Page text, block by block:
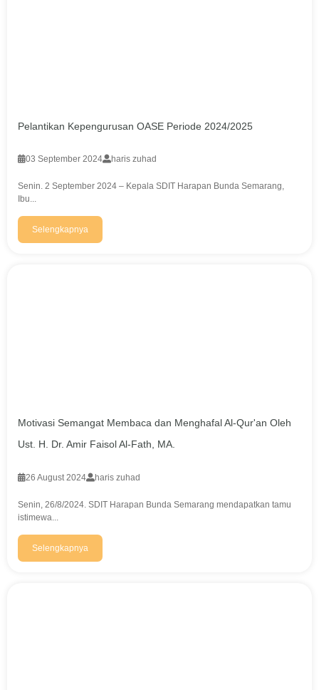
Pelantikan Kepengurusan OASE Periode 2024/2025
03 September 2024 haris zuhad
Senin. 2 September 2024 – Kepala SDIT Harapan Bunda Semarang,
Ibu...
Selengkapnya
Motivasi Semangat Membaca dan Menghafal Al-Qur'an Oleh
Ust. H. Dr. Amir Faisol Al-Fath, MA.
26 August 2024 haris zuhad
Senin, 26/8/2024. SDIT Harapan Bunda Semarang mendapatkan tamu
istimewa...
Selengkapnya